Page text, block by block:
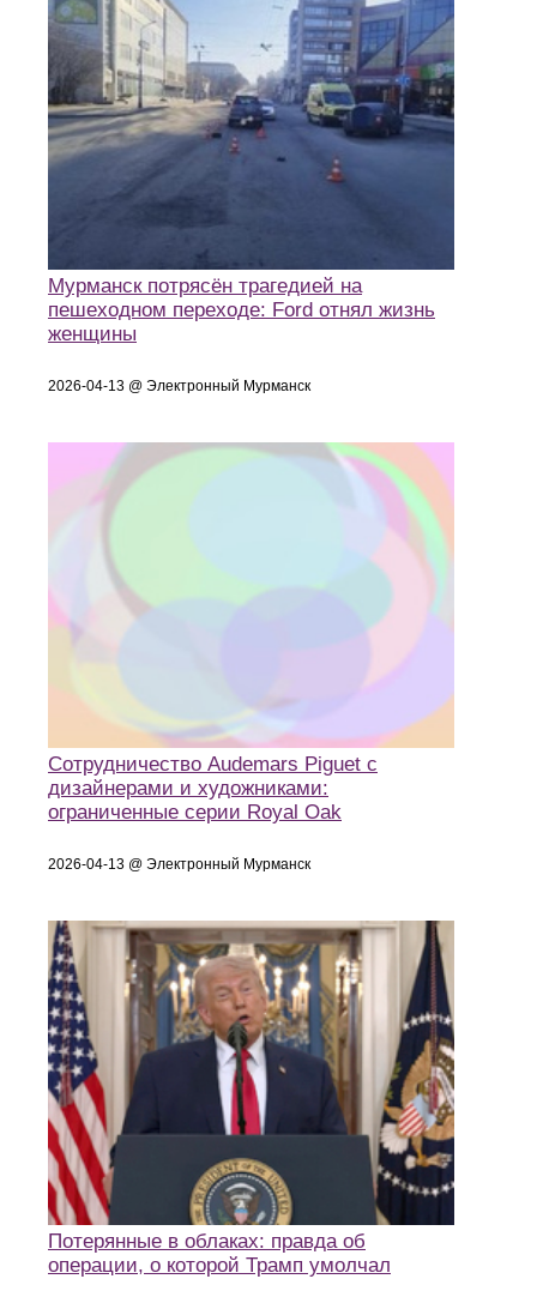
Мурманск потрясён трагедией на
пешеходном переходе: Ford отнял жизнь
женщины
2026-04-13 @ Электронный Мурманск
Сотрудничество Audemars Piguet с
дизайнерами и художниками:
ограниченные серии Royal Oak
2026-04-13 @ Электронный Мурманск
Потерянные в облаках: правда об
операции, о которой Трамп умолчал